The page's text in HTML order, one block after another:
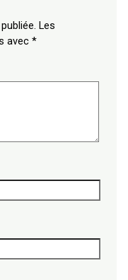
Les
avec*